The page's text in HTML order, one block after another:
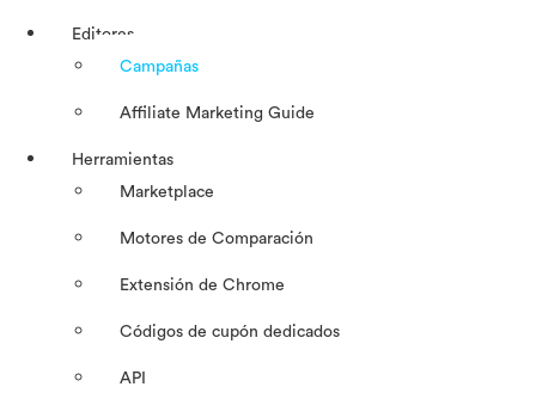
Editores
Campañas
Affiliate Marketing Guide
Herramientas
Marketplace
Motores de Comparación
Extensión de Chrome
Códigos de cupón dedicados
API